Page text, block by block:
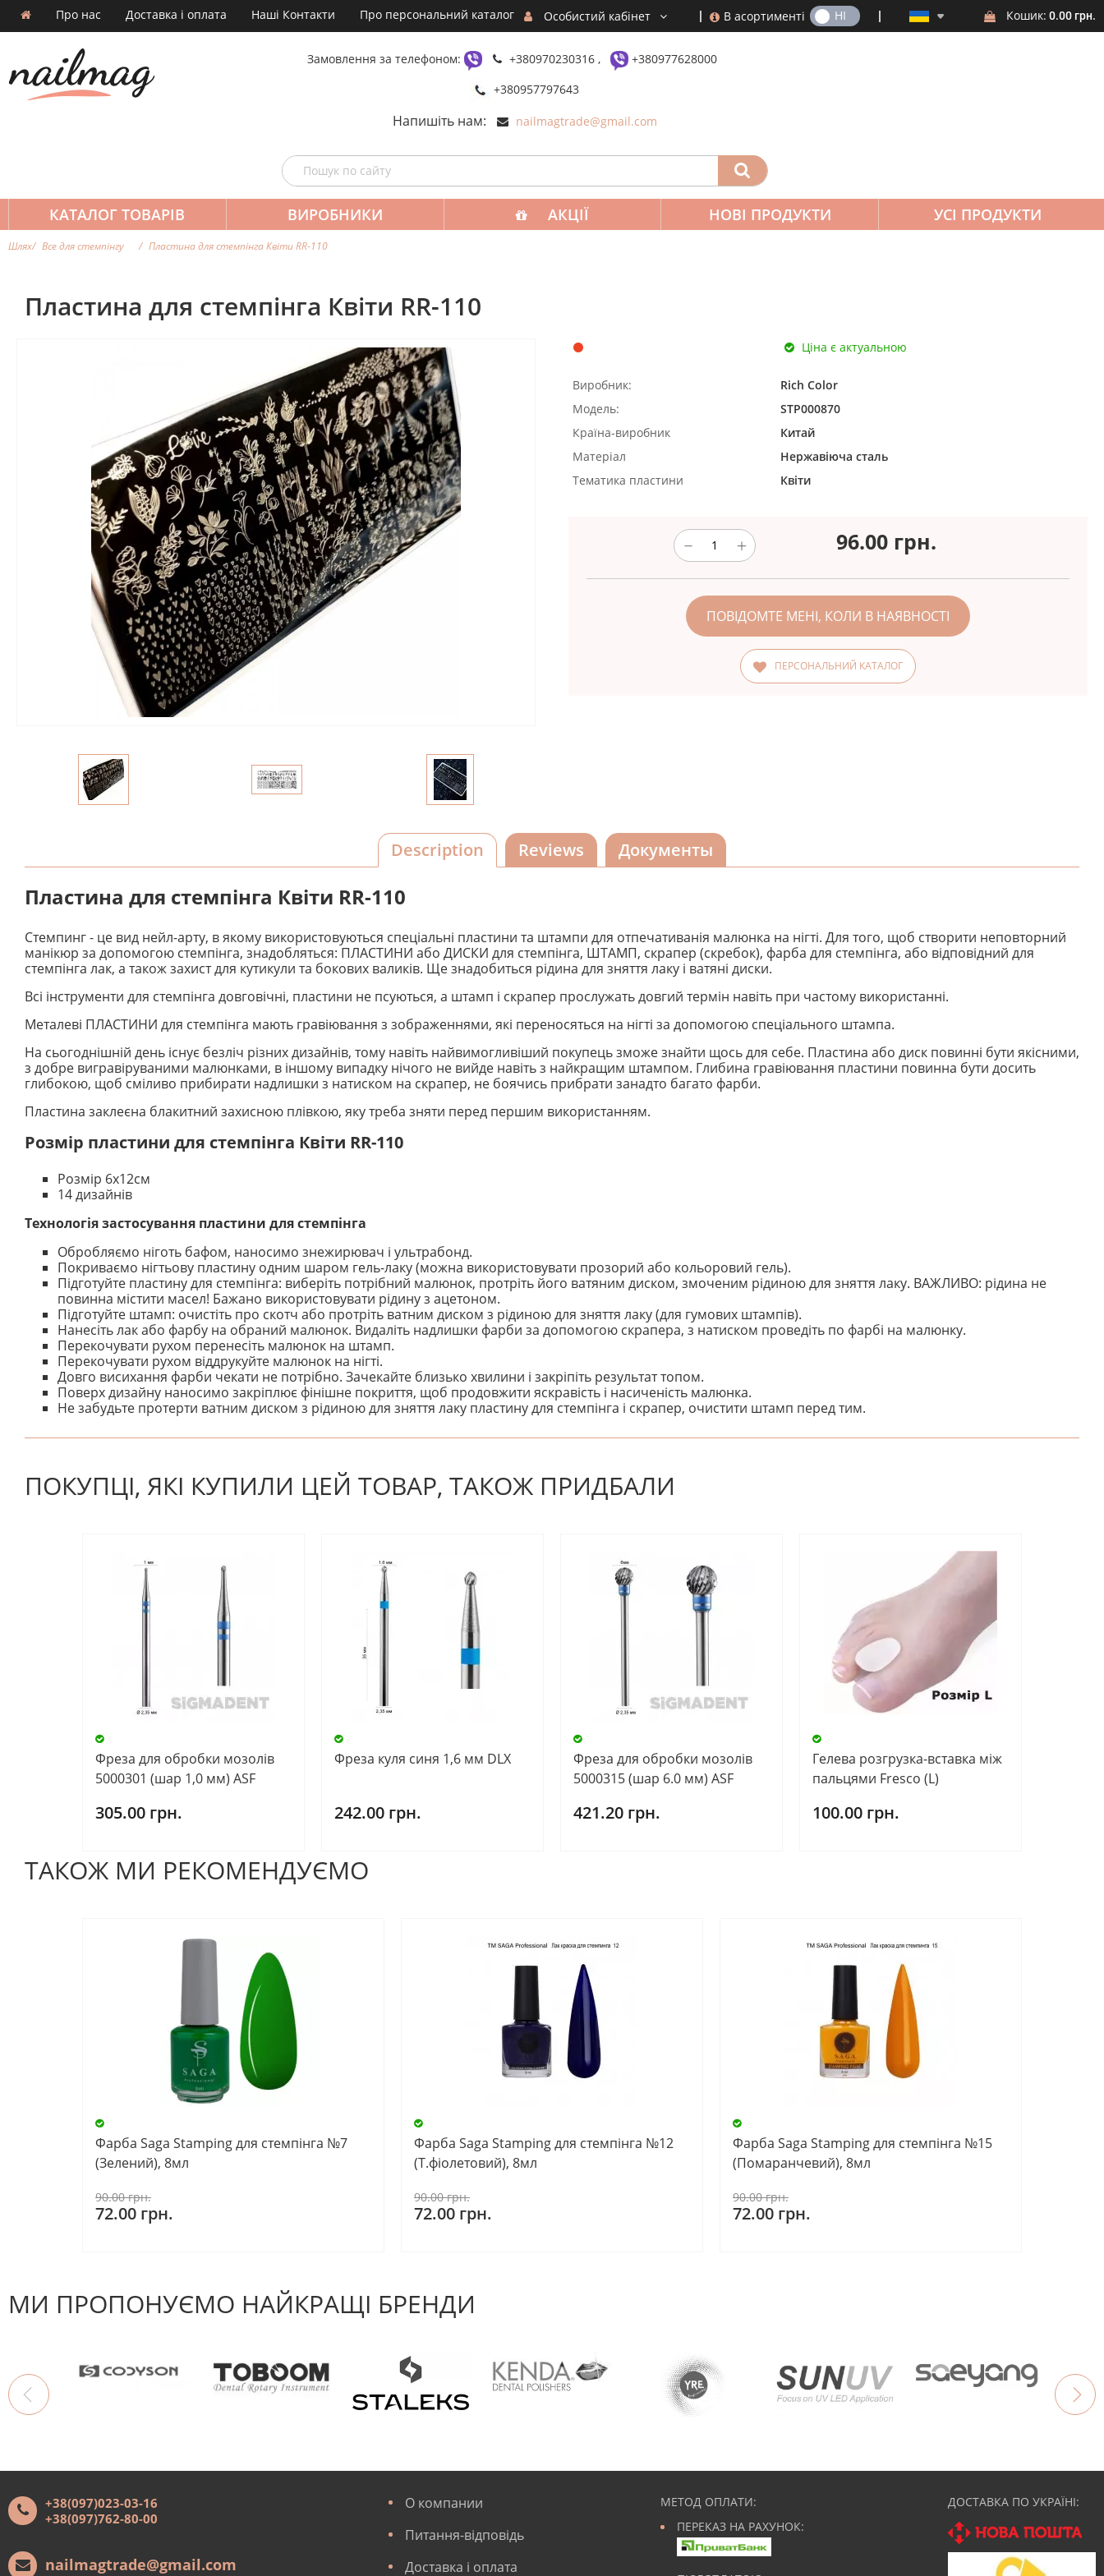
Про нас Доставка і оплата Наші Контакти Про персональний каталог Кошик: 0.00 грн.
В асортименті
ТАК НІ
Особистий кабінет
Замовлення за телефоном: +380970230316 ,
+380977628000
+380957797643
Напишіть нам: nailmagtrade@gmail.com
КАТАЛОГ ТОВАРІВ ВИРОБНИКИ АКЦІЇ НОВІ ПРОДУКТИ УСІ ПРОДУКТИ
Шлях Все для стемпінгу Пластина для стемпінга Квіти RR-110
Пластина для стемпінга Квіти RR-110
Ціна є актуальною
Виробник:
Rich Color
Модель:
STP000870
Країна-виробник
Китай
Матеріал
Нержавіюча сталь
Тематика пластини
Квіти
96.00 грн.
ПОВІДОМТЕ МЕНІ, КОЛИ В НАЯВНОСТІ
ПЕРСОНАЛЬНИЙ КАТАЛОГ
Description Reviews Документы
Пластина для стемпінга Квіти RR-110
Стемпинг - це вид нейл-арту, в якому використовуються спеціальні пластини та штампи для отпечативанія малюнка на нігті. Для того, щоб створити неповторний
манікюр за допомогою стемпінга, знадобляться: ПЛАСТИНИ або ДИСКИ для стемпінга, ШТАМП, скрапер (скребок), фарба для стемпінга, або відповідний для
стемпінга лак, а також захист для кутикули та бокових валиків. Ще знадобиться рідина для зняття лаку і ватяні диски.
Всі інструменти для стемпінга довговічні, пластини не псуються, а штамп і скрапер прослужать довгий термін навіть при частому використанні.
Металеві ПЛАСТИНИ для стемпінга мають гравіювання з зображеннями, які переносяться на нігті за допомогою спеціального штампа.
На сьогоднішній день існує безліч різних дизайнів, тому навіть найвимогливіший покупець зможе знайти щось для себе. Пластина або диск повинні бути якісними,
з добре вигравіруваними малюнками, в іншому випадку нічого не вийде навіть з найкращим штампом. Глибина гравіювання пластини повинна бути досить
глибокою, щоб сміливо прибирати надлишки з натиском на скрапер, не боячись прибрати занадто багато фарби.
Пластина заклеєна блакитний захисною плівкою, яку треба зняти перед першим використанням.
Розмір пластини для стемпінга Квіти RR-110
Розмір 6х12см
14 дизайнів
Технологія застосування пластини для стемпінга
Обробляємо ніготь бафом, наносимо знежирювач і ультрабонд.
Покриваємо нігтьову пластину одним шаром гель-лаку (можна використовувати прозорий або кольоровий гель).
Підготуйте пластину для стемпінга: виберіть потрібний малюнок, протріть його ватяним диском, змоченим рідиною для зняття лаку. ВАЖЛИВО: рідина не
повинна містити масел! Бажано використовувати рідину з ацетоном.
Підготуйте штамп: очистіть про скотч або протріть ватним диском з рідиною для зняття лаку (для гумових штампів).
Нанесіть лак або фарбу на обраний малюнок. Видаліть надлишки фарби за допомогою скрапера, з натиском проведіть по фарбі на малюнку.
Перекочувати рухом перенесіть малюнок на штамп.
Перекочувати рухом віддрукуйте малюнок на нігті.
Довго висихання фарби чекати не потрібно. Зачекайте близько хвилини і закріпіть результат топом.
Поверх дизайну наносимо закріплює фінішне покриття, щоб продовжити яскравість і насиченість малюнка.
Не забудьте протерти ватним диском з рідиною для зняття лаку пластину для стемпінга і скрапер, очистити штамп перед тим.
На даний час немає відгуків. Ви можете стати першим! Будьте першим, хто напише відгук.
ПОКУПЦІ, ЯКІ КУПИЛИ ЦЕЙ ТОВАР, ТАКОЖ ПРИДБАЛИ
Фреза для обробки мозолів
5000301 (шар 1,0 мм) ASF
305.00 грн.
Фреза куля синя 1,6 мм DLX
242.00 грн.
Фреза для обробки мозолів
5000315 (шар 6.0 мм) ASF
421.20 грн.
Гелева розгрузка-вставка між
пальцями Fresco (L)
100.00 грн.
ТАКОЖ МИ РЕКОМЕНДУЄМО
Фарба Saga Stamping для стемпінга №7
(Зелений), 8мл
90.00 грн.
72.00 грн.
Фарба Saga Stamping для стемпінга №12
(Т.фіолетовий), 8мл
90.00 грн.
72.00 грн.
Фарба Saga Stamping для стемпінга №15
(Помаранчевий), 8мл
90.00 грн.
72.00 грн.
МИ ПРОПОНУЄМО НАЙКРАЩІ БРЕНДИ
+38(097)023-03-16
+38(097)762-80-00
nailmagtrade@gmail.com
О компании
Питання-відповідь
Доставка і оплата
МЕТОД ОПЛАТИ:
ПЕРЕКАЗ НА РАХУНОК:
ДОСТАВКА ПО УКРАЇНІ: